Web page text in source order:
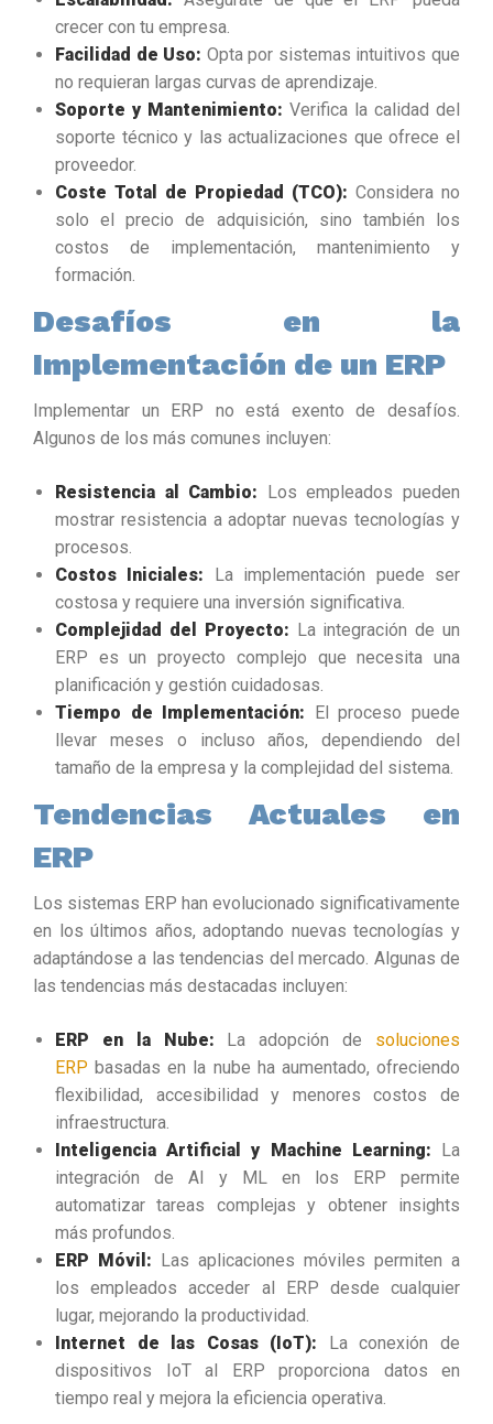
crecer con tu empresa.
Facilidad de Uso: Opta por sistemas intuitivos que
no requieran largas curvas de aprendizaje.
Soporte y Mantenimiento: Verifica la calidad del
soporte técnico y las actualizaciones que ofrece el
proveedor.
Coste Total de Propiedad (TCO): Considera no
solo el precio de adquisición, sino también los
costos de implementación, mantenimiento y
formación.
Desafíos en la
Implementación de un ERP
Implementar un ERP no está exento de desafíos.
Algunos de los más comunes incluyen:
Resistencia al Cambio: Los empleados pueden
mostrar resistencia a adoptar nuevas tecnologías y
procesos.
Costos Iniciales: La implementación puede ser
costosa y requiere una inversión significativa.
Complejidad del Proyecto: La integración de un
ERP es un proyecto complejo que necesita una
planificación y gestión cuidadosas.
Tiempo de Implementación: El proceso puede
llevar meses o incluso años, dependiendo del
tamaño de la empresa y la complejidad del sistema.
Tendencias Actuales en
ERP
Los sistemas ERP han evolucionado significativamente
en los últimos años, adoptando nuevas tecnologías y
adaptándose a las tendencias del mercado. Algunas de
las tendencias más destacadas incluyen:
ERP en la Nube: La adopción de soluciones
ERP basadas en la nube ha aumentado, ofreciendo
flexibilidad, accesibilidad y menores costos de
infraestructura.
Inteligencia Artificial y Machine Learning: La
integración de AI y ML en los ERP permite
automatizar tareas complejas y obtener insights
más profundos.
ERP Móvil: Las aplicaciones móviles permiten a
los empleados acceder al ERP desde cualquier
lugar, mejorando la productividad.
Internet de las Cosas (IoT): La conexión de
dispositivos IoT al ERP proporciona datos en
tiempo real y mejora la eficiencia operativa.